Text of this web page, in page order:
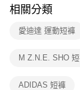
※ 交易是否成功請以
是否繳費成功／繳
客戶支援中心」
１．透過由恩沛科
權轉讓予恩沛科技
相關分類
愛迪達 運動短褲
M Z.N.E. SHO
ADIDAS 短褲